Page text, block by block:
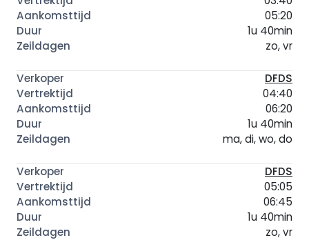
05:20
1u 40min
zo, vr
DFDS
04:40
06:20
1u 40min
ma, di, wo, do
DFDS
05:05
06:45
1u 40min
zo, vr